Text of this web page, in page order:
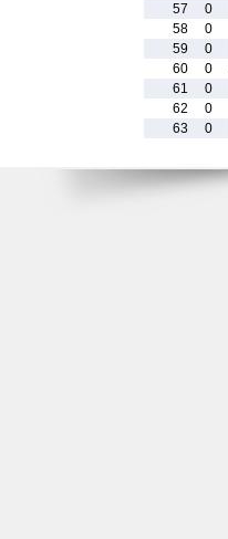
57
0
58
0
59
0
60
0
61
0
62
0
63
0